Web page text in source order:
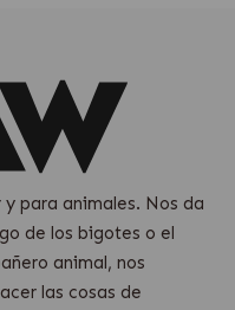
para animales. Nos da
de los bigotes o el
animal, nos
las cosas de